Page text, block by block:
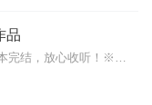
品
【人文读书声--重磅作品】※全本完结，放心收听！※八年级（上）语文教科书名著导读指定作品，同名有声书！※著名翻译家董乐山先生权威中文译本！※人民文学出版...